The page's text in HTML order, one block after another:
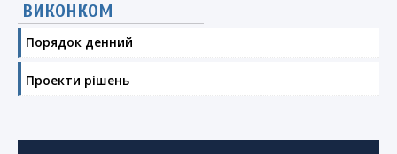
ВИКОНКОМ
Порядок денний
Проекти рішень